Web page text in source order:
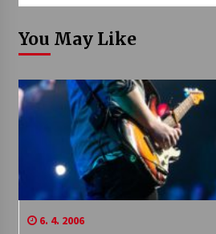
You May Like
6. 4. 2006